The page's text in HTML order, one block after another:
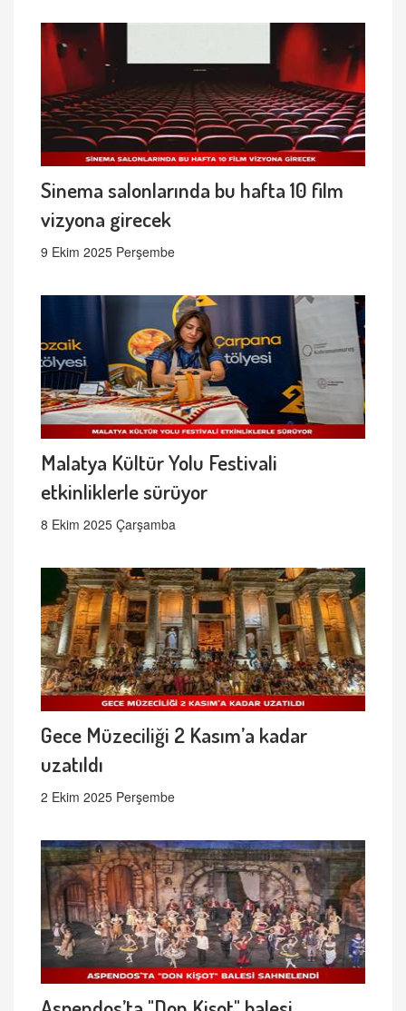
Sinema salonlarında bu hafta 10 film
vizyona girecek
9 Ekim 2025 Perşembe
Malatya Kültür Yolu Festivali
etkinliklerle sürüyor
8 Ekim 2025 Çarşamba
Gece Müzeciliği 2 Kasım’a kadar
uzatıldı
2 Ekim 2025 Perşembe